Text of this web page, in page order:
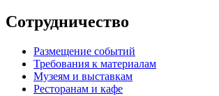
Сотрудничество
Размещение событий
Требования к материалам
Музеям и выставкам
Ресторанам и кафе